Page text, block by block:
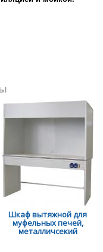
Шкаф вытяжной для
муфельных печей,
металличсекий